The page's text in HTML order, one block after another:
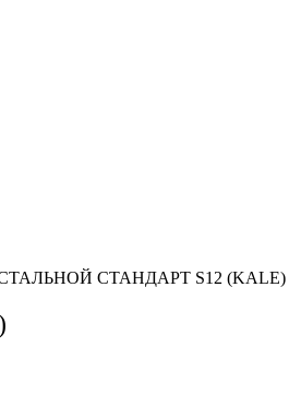
СТАНДАРТ S12 (KALE)